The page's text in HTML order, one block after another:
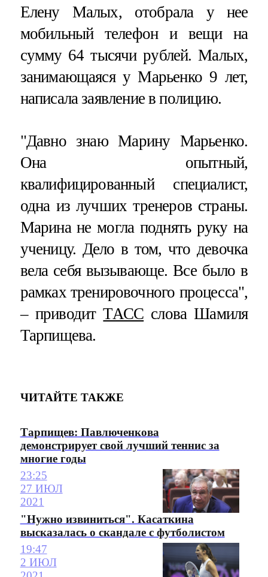
Елену Малых, отобрала у нее
мобильный телефон и вещи на
сумму 64 тысячи рублей. Малых,
занимающаяся у Марьенко 9 лет,
написала заявление в полицию.
"Давно знаю Марину Марьенко.
Она опытный,
квалифицированный специалист,
одна из лучших тренеров страны.
Марина не могла поднять руку на
ученицу. Дело в том, что девочка
вела себя вызывающе. Все было в
рамках тренировочного процесса",
– приводитТАСС слова Шамиля
Тарпищева.
ЧИТАЙТЕ ТАКЖЕ
Тарпищев: Павлюченкова
демонстрирует свой лучший теннис за
многие годы
23:25
27 ИЮЛ
2021
"Нужно извиниться". Касаткина
высказалась о скандале с футболистом
19:47
2 ИЮЛ